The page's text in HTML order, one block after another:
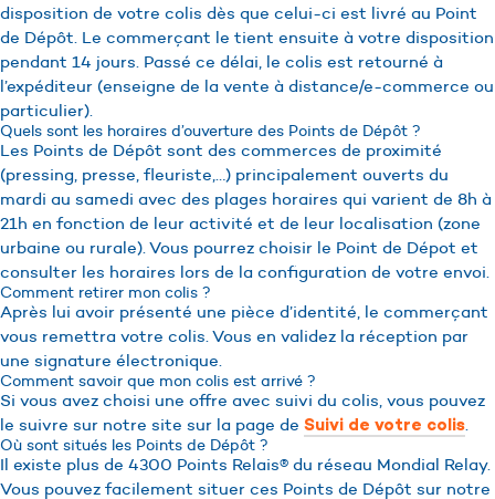
disposition de votre colis dès que celui-ci est livré au Point
de Dépôt. Le commerçant le tient ensuite à votre disposition
pendant 14 jours. Passé ce délai, le colis est retourné à
l’expéditeur (enseigne de la vente à distance/e-commerce ou
particulier).
Quels sont les horaires d’ouverture des Points de Dépôt ?
Les Points de Dépôt sont des commerces de proximité
(pressing, presse, fleuriste,…) principalement ouverts du
mardi au samedi avec des plages horaires qui varient de 8h à
21h en fonction de leur activité et de leur localisation (zone
urbaine ou rurale). Vous pourrez choisir le Point de Dépot et
consulter les horaires lors de la configuration de votre envoi.
Comment retirer mon colis ?
Après lui avoir présenté une pièce d’identité, le commerçant
vous remettra votre colis. Vous en validez la réception par
une signature électronique.
Comment savoir que mon colis est arrivé ?
Si vous avez choisi une offre avec suivi du colis, vous pouvez
le suivre sur notre site sur la page de Suivi de votre colis.
Où sont situés les Points de Dépôt ?
Il existe plus de 4300 Points Relais® du réseau Mondial Relay.
Vous pouvez facilement situer ces Points de Dépôt sur notre